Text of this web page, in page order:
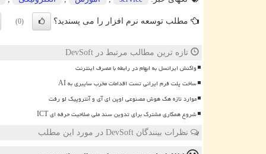
مطلب توسعه نرم افزار را می پسندید؟ (0)
تازه ترین مطالب مرتبط در DevSoft
واکنش ایرانسل به ابهام در رابطه با مصرف اینترنت
ساخت پلت فرم ایرانی تست اقدامات مخرب سایبری به AI
موارد تازه هک هوش مصنوعی اوپن ای آی و آنتروپیک لو رفت
شروع همکاری مشترک برای تدوین سند ملی صلاحیت حرفه ای ICT
نظرات بینندگان DevSoft در مورد این مطلب